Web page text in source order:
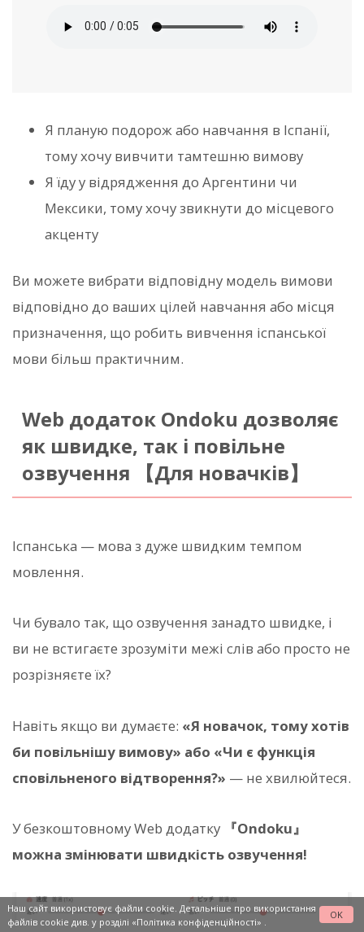
Я планую подорож або навчання в Іспанії,
тому хочу вивчити тамтешню вимову
Я їду у відрядження до Аргентини чи
Мексики, тому хочу звикнути до місцевого
акценту
Ви можете вибрати відповідну модель вимови
відповідно до ваших цілей навчання або місця
призначення, що робить вивчення іспанської
мови більш практичним.
Web додаток Ondoku дозволяє
як швидке, так і повільне
озвучення 【Для новачків】
Іспанська — мова з дуже швидким темпом
мовлення.
Чи бувало так, що озвучення занадто швидке, і
ви не встигаєте зрозуміти межі слів або просто не
розрізняєте їх?
Навіть якщо ви думаєте: «Я новачок, тому хотів
би повільнішу вимову» або «Чи є функція
сповільненого відтворення?» — не хвилюйтеся.
У безкоштовному Web додатку
『Ondoku』
можна змінювати швидкість озвучення!
Наш сайт використовує файли cookie. Детальніше про використання
файлів cookie див. у розділі «Політика конфіденційності»
OK